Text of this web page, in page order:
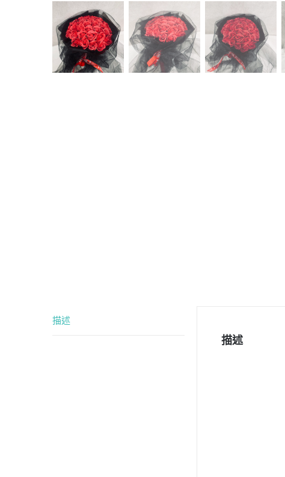
描述
描述